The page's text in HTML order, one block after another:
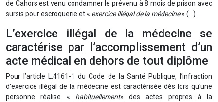
de Cahors est venu condamner le prévenu à 8 mois de prison avec
sursis pour escroquerie et « exercice illégal de la médecine» (…)
L’exercice illégal de la médecine se
caractérise par l’accomplissement d’un
acte médical en dehors de tout diplôme
Pour l’article L.4161-1 du Code de la Santé Publique, l’infraction
d’exercice illégal de la médecine est caractérisée dès lors qu’une
personne réalise « habituellement» des actes propres à la